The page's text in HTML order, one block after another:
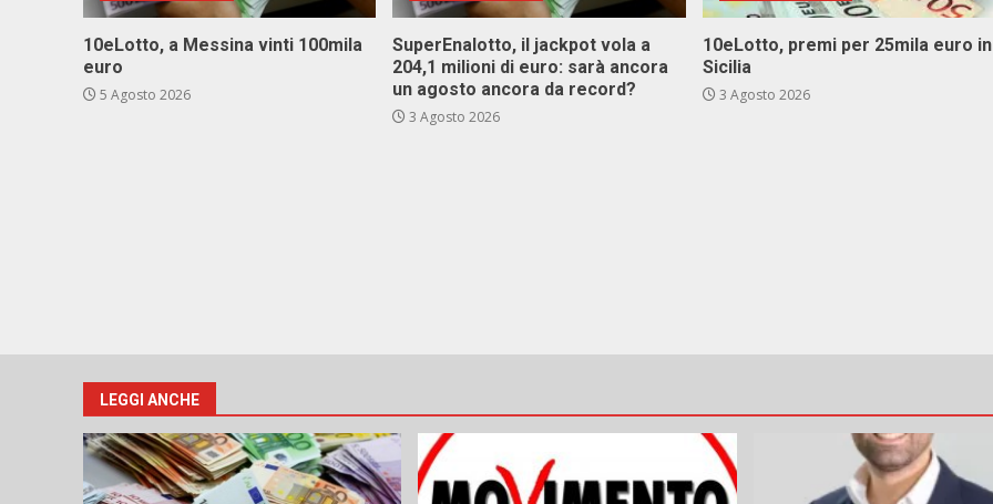
10eLotto, a Messina vinti 100mila
euro
5 Agosto 2026
SuperEnalotto, il jackpot vola a
204,1 milioni di euro: sarà ancora
un agosto ancora da record?
3 Agosto 2026
10eLotto, premi per 25mila euro in
Sicilia
3 Agosto 2026
LEGGI ANCHE